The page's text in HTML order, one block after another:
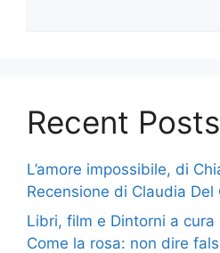
Recent Posts
L’amore impossibile, di
Recensione di Claudia Del
Libri, film e Dintorni a
Come la rosa: non dire